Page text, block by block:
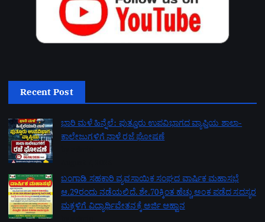
Recent Post
ಭಾರಿ ಮಳೆ ಹಿನ್ನೆಲೆ: ಪುತ್ತೂರು ಉಪವಿಭಾಗದ ವ್ಯಾಪ್ತಿಯ ಶಾಲಾ-
ಕಾಲೇಜುಗಳಿಗೆ ನಾಳೆ ರಜೆ ಘೋಷಣೆ
ಬಂಗಾಡಿ ಸಹಕಾರಿ ವ್ಯವಸಾಯಿಕ ಸಂಘದ ವಾರ್ಷಿಕ ಮಹಾಸಭೆ
ಆ.29ರಂದು ನಡೆಯಲಿದೆ. ಶೇ.70ಕ್ಕಿಂತ ಹೆಚ್ಚು ಅಂಕ ಪಡೆದ ಸದಸ್ಯರ
ಮಕ್ಕಳಿಗೆ ವಿದ್ಯಾರ್ಥಿವೇತನಕ್ಕೆ ಅರ್ಜಿ ಆಹ್ವಾನ